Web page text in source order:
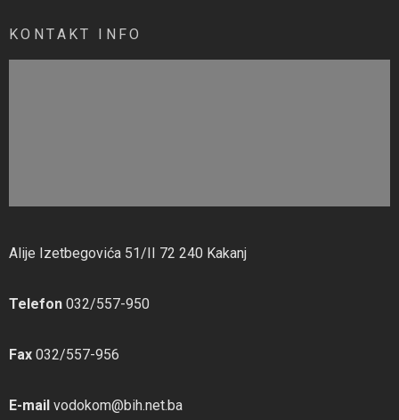
KONTAKT INFO
Alije Izetbegovića 51/II 72 240 Kakanj
Telefon 032/557-950
Fax 032/557-956
E-mail vodokom@bih.net.ba